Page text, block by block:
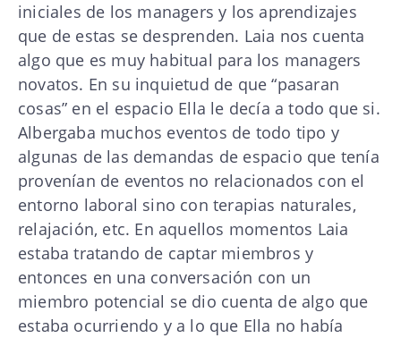
iniciales de los managers y los aprendizajes
que de estas se desprenden. Laia nos cuenta
algo que es muy habitual para los managers
novatos. En su inquietud de que “pasaran
cosas” en el espacio Ella le decía a todo que si.
Albergaba muchos eventos de todo tipo y
algunas de las demandas de espacio que tenía
provenían de eventos no relacionados con el
entorno laboral sino con terapias naturales,
relajación, etc. En aquellos momentos Laia
estaba tratando de captar miembros y
entonces en una conversación con un
miembro potencial se dio cuenta de algo que
estaba ocurriendo y a lo que Ella no había